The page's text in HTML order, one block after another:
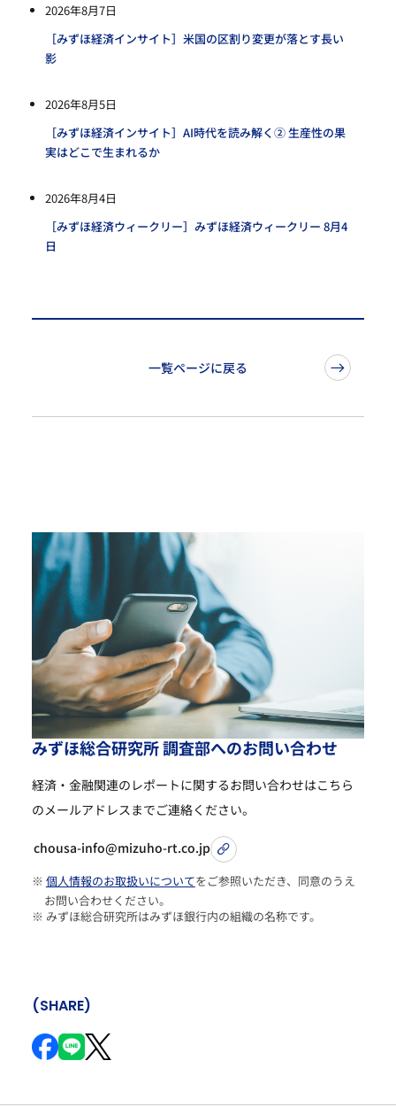
2026年8月7日
［みずほ経済インサイト］米国の区割り変更が落とす長い
影
2026年8月5日
［みずほ経済インサイト］AI時代を読み解く② 生産性の果
実はどこで生まれるか
2026年8月4日
［みずほ経済ウィークリー］みずほ経済ウィークリー 8月4
日
一覧ページに戻る
みずほ総合研究所調査部へのお問い合わせ
経済・金融関連のレポートに関するお問い合わせはこちら
のメールアドレスまでご連絡ください。
chousa-info@mizuho-rt.co.jp
※ 個人情報のお取扱いについてをご参照いただき、同意のうえ
お問い合わせください。
※ みずほ総合研究所はみずほ銀行内の組織の名称です。
(SHARE)